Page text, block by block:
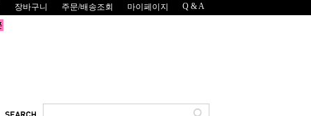
장바구니 주문/배송조회 마이페이지 Q & A